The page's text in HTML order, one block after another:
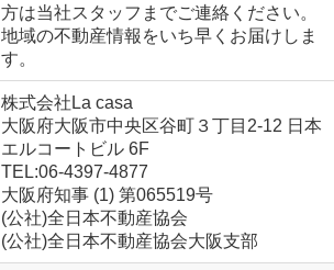
方は当社スタッフまでご連絡ください。
地域の不動産情報をいち早くお届けしま
す。
株式会社La casa
大阪府大阪市中央区谷町３丁目2-12 日本
エルコートビル 6F
TEL:06-4397-4877
大阪府知事 (1) 第065519号
(公社)全日本不動産協会
(公社)全日本不動産協会大阪支部